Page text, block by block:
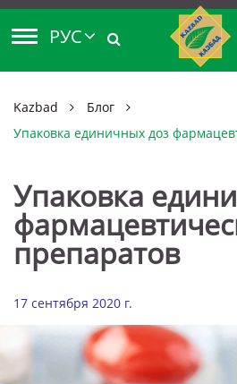
РУС
Kazbad
Блог
Упаковка единичных доз
Упаковка
препаратов
17 сентября 2020 г.